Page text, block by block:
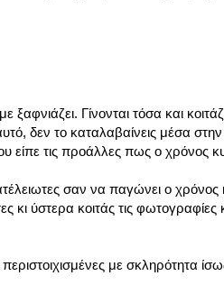
Γίνονται τόσα και
δεν το καταλαβαίνεις μέσα
τις προάλλες πως ο χρόνος
σαν να παγώνει ο
κι ύστερα κοιτάς τις
με σκληρότητα